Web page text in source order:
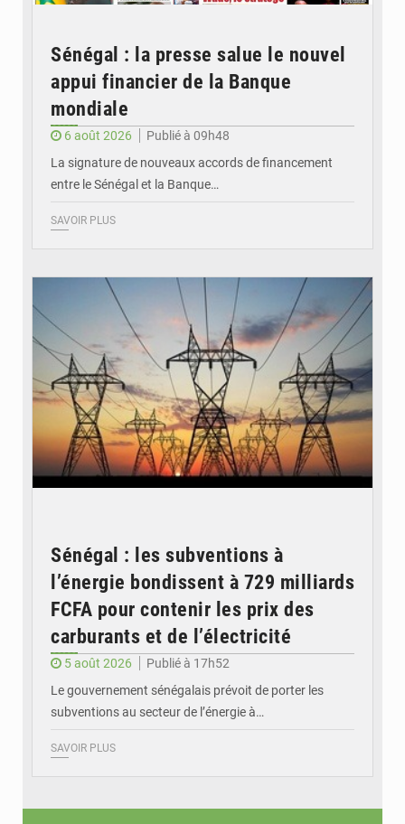
Sénégal : la presse salue le nouvel
appui financier de la Banque
mondiale
6 août 2026
Publié à 09h48
La signature de nouveaux accords de financement
entre le Sénégal et la Banque…
SAVOIR PLUS
Sénégal : les subventions à
l’énergie bondissent à 729 milliards
FCFA pour contenir les prix des
carburants et de l’électricité
5 août 2026
Publié à 17h52
Le gouvernement sénégalais prévoit de porter les
subventions au secteur de l’énergie à…
SAVOIR PLUS